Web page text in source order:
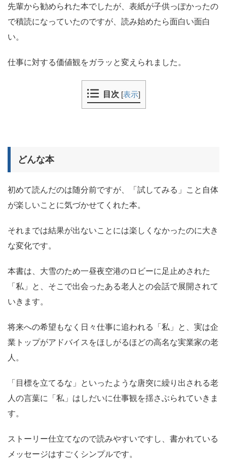
先輩から勧められた本でしたが、表紙が子供っぽかったの
で積読になっていたのですが、読み始めたら面白い面白
い。
仕事に対する価値観をガラッと変えられました。
目次 [表示]
どんな本
初めて読んだのは随分前ですが、
「試してみる」こと自体
が楽しいことに気づかせてくれた本。
それまでは結果が出ないことには楽しくなかったのに大き
な変化です。
本書は、大雪のため一昼夜空港のロビーに足止めされた
「私」と、そこで出会ったある老人との会話で展開されて
いきます。
将来への希望もなく日々仕事に追われる「私」と、実は企
業トップがアドバイスをほしがるほどの高名な実業家の老
人。
「目標を立てるな」といったような唐突に繰り出される老
人の言葉に「私」はしだいに仕事観を揺さぶられていきま
す。
ストーリー仕立てなので読みやすいですし、書かれている
メッセージはすごくシンプルです。